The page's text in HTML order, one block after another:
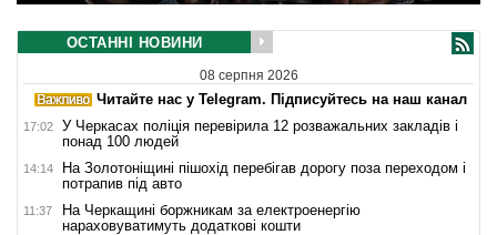
ОСТАННІ НОВИНИ
08 серпня 2026
Читайте нас у Telegram. Підписуйтесь на наш канал
17:02
У Черкасах поліція перевірила 12 розважальних закладів і
понад 100 людей
14:14
На Золотоніщині пішохід перебігав дорогу поза переходом і
потрапив під авто
11:37
На Черкащині боржникам за електроенергію
нараховуватимуть додаткові кошти